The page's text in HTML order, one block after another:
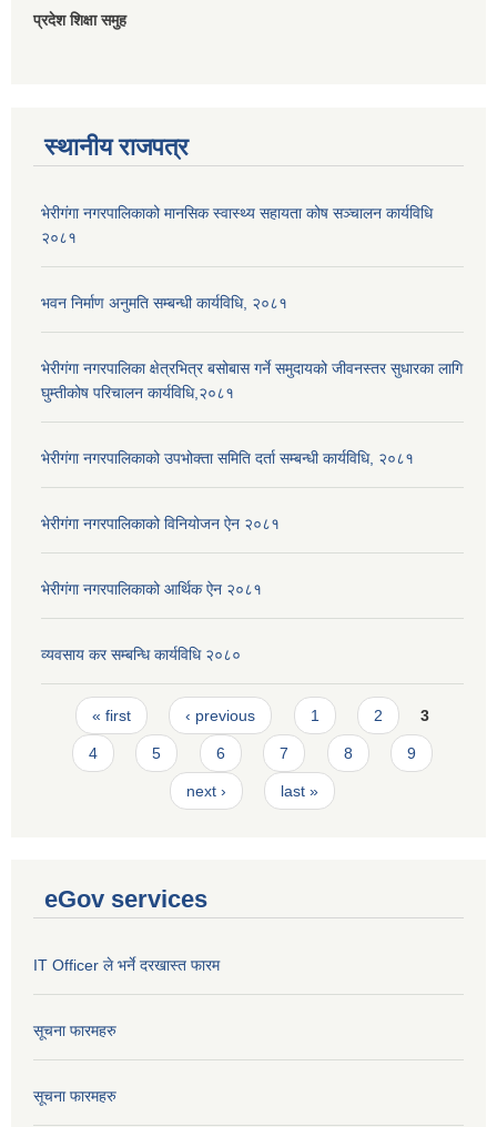
प्रदेश शिक्षा समुह
स्थानीय राजपत्र
भेरीगंगा नगरपालिकाको मानसिक स्वास्थ्य सहायता कोष सञ्चालन कार्यविधि
२०८१
भवन निर्माण अनुमति सम्बन्धी कार्यविधि, २०८१
भेरीगंगा नगरपालिका क्षेत्रभित्र बसोबास गर्ने समुदायको जीवनस्तर सुधारका लागि
घुम्तीकोष परिचालन कार्यविधि,२०८१
भेरीगंगा नगरपालिकाको उपभोक्ता समिति दर्ता सम्बन्धी कार्यविधि, २०८१
भेरीगंगा नगरपालिकाको विनियोजन ऐन २०८१
भेरीगंगा नगरपालिकाको आर्थिक ऐन २०८१
व्यवसाय कर सम्बन्धि कार्यविधि २०८०
Pages
« first ‹ previous 1 2 3
4 5 6 7 8 9
next › last »
eGov services
IT Officer ले भर्ने दरखास्त फारम
सूचना फारमहरु
सूचना फारमहरु